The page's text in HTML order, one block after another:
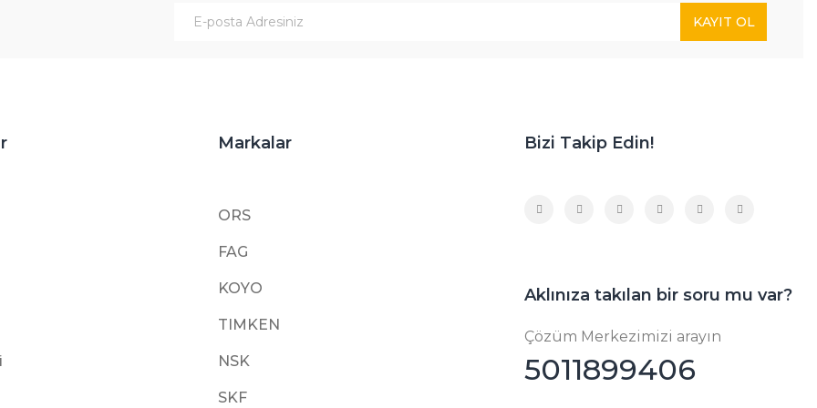
KAYIT OL
Markalar
ORS
FAG
KOYO
TIMKEN
NSK
SKF
Bizi Takip Edin!
Aklınıza takılan bir soru mu var?
Çözüm Merkezimizi arayın
5011899406